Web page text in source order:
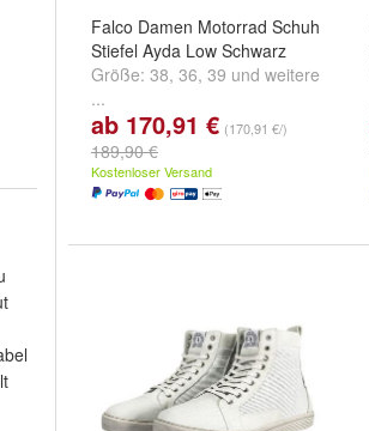
Falco Damen Motorrad Schuh
Stiefel Ayda Low Schwarz
Größe: 38, 36, 39 und weitere
...
ab 170,91 € (170,91 €/)
189,90 €
Kostenloser Versand